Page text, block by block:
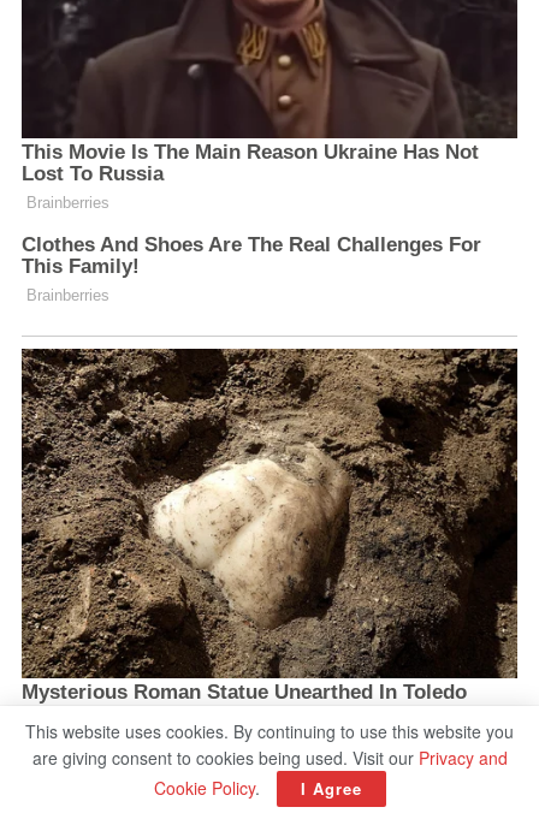
This website uses cookies. By continuing to use this website you
are giving consent to cookies being used. Visit our Privacy and
Cookie Policy. I Agree